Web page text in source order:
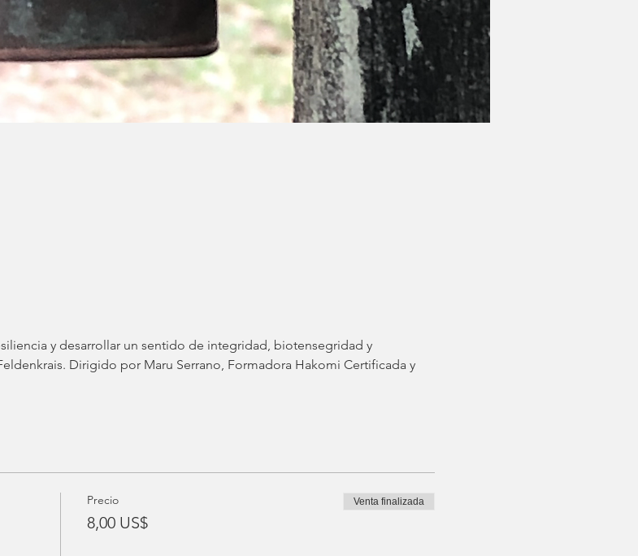
y desarrollar un sentido de integridad, biotensegridad y
Dirigido por Maru Serrano, Formadora Hakomi Certificada y
Precio
8,00 US$
Venta finalizada